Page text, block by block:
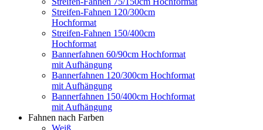
Streifen-Fahnen 120/300cm
Hochformat
Streifen-Fahnen 150/400cm
Hochformat
Bannerfahnen 60/90cm Hochformat
mit Aufhängung
Bannerfahnen 120/300cm Hochformat
mit Aufhängung
Bannerfahnen 150/400cm Hochformat
mit Aufhängung
Fahnen nach Farben
Weiß